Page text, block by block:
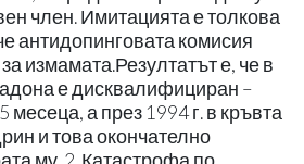
член. Имитацията е толкова
антидопинговата комисия
измамата.Резултатът е, че в
е дисквалифициран –
месеца, а през 1994 г. в кръвта
и това окончателно